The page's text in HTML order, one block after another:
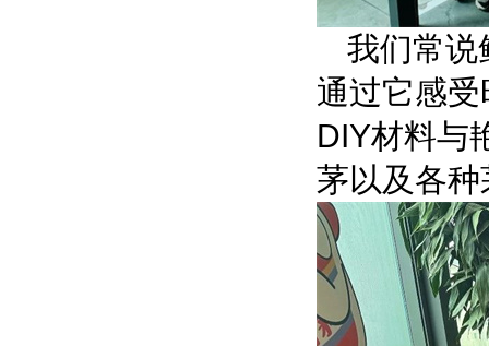
我们常说
通过它感
DIY材料与
茅以及各种